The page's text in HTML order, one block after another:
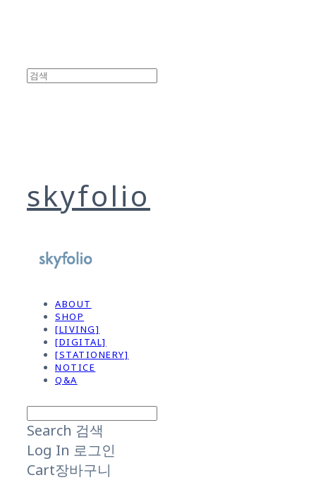
skyfolio
ABOUT
SHOP
[LIVING]
[DIGITAL]
[STATIONERY]
NOTICE
Q&A
Search 검색
Log In 로그인
Cart장바구니